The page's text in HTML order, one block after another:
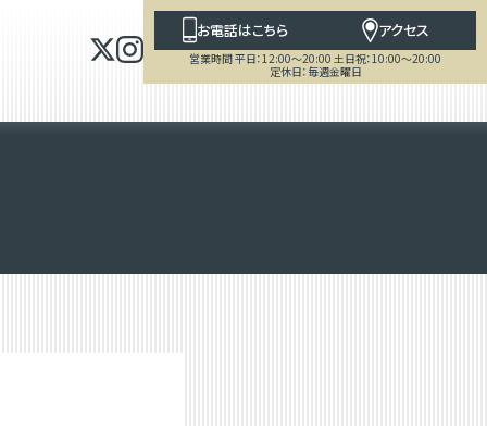
お電話はこちら アクセス
営業時間 平日：12:00～20:00 土日祝：10:00～20:00
定休日：毎週金曜日